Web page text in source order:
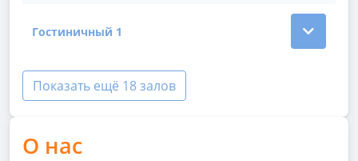
Гостиничный 1
Показать подробности зала Гостиничный 1
Показать ещё 18 залов
О нас